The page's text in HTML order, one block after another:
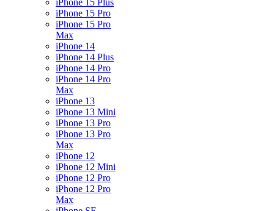
iPhone 15 Plus
iPhone 15 Pro
iPhone 15 Pro
Max
iPhone 14
iPhone 14 Plus
iPhone 14 Pro
iPhone 14 Pro
Max
iPhone 13
iPhone 13 Mini
iPhone 13 Pro
iPhone 13 Pro
Max
iPhone 12
iPhone 12 Mini
iPhone 12 Pro
iPhone 12 Pro
Max